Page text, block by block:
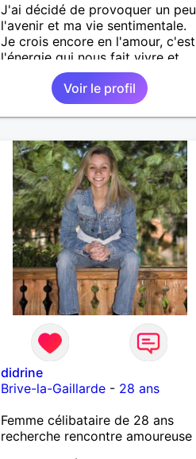
J'ai décidé de provoquer un peu
l'avenir et ma vie sentimentale.
Je crois encore en l'amour, c'est
l'énergie qui nous fait vivre et
j'espère bien rencontrer
quelqu'un qui s'accorde à moi
sur Brive !
Voir le profil
didrine
Brive-la-Gaillarde- 28 ans
Femme célibataire de 28 ans
recherche rencontre amoureuse